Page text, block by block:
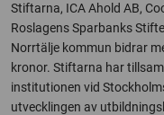
Stiftarna, ICA Ahold AB,
Roslagens Sparbanks
Norrtälje kommun bidrar
kronor. Stiftarna har
institutionen vid
utvecklingen av